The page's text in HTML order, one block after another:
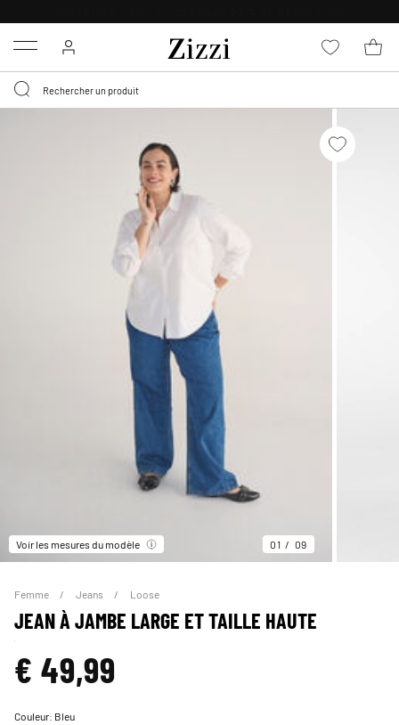
Menu
Voir les mesures du modèle 01 09
Femme Jeans Loose
JEAN À JAMBE LARGE ET TAILLE HAUTE
€ 49,99
Couleur: Bleu